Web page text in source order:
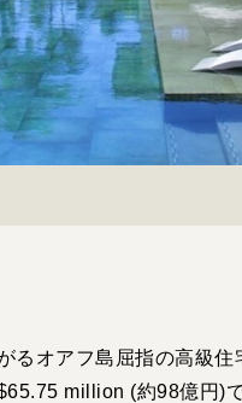
るオアフ島屈指の高級住
million (約98億円)